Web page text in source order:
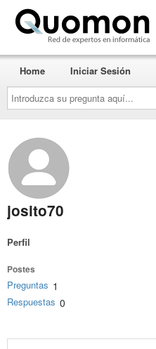
Introduzca
su
pregunta
aquí...
Home Iniciar Sesión
josito70
Perfil
Postes
Preguntas 1
Respuestas 0